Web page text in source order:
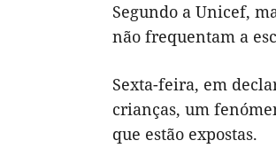
Segundo a Unicef,
não frequentam a
Sexta-feira, em
crianças, um
que estão expostas.